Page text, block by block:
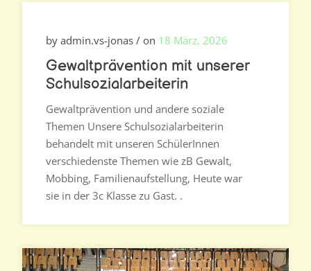
by admin.vs-jonas / on 18 März, 2026
Gewaltprävention mit unserer
Schulsozialarbeiterin
Gewaltprävention und andere soziale
Themen Unsere Schulsozialarbeiterin
behandelt mit unseren SchülerInnen
verschiedenste Themen wie zB Gewalt,
Mobbing, Familienaufstellung, Heute war
sie in der 3c Klasse zu Gast. .